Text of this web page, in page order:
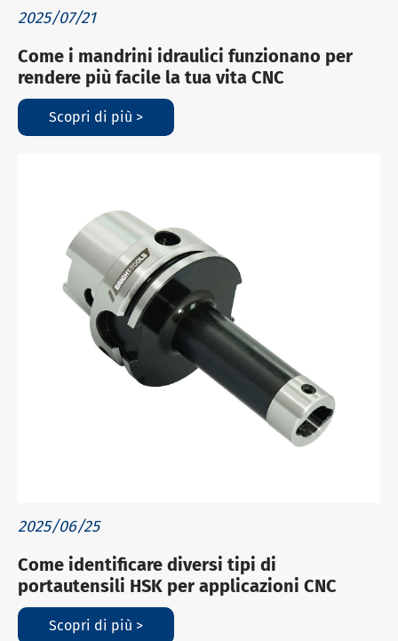
2025/07/21
Come i mandrini idraulici funzionano per
rendere più facile la tua vita CNC
Scopri di più >
2025/06/25
Come identificare diversi tipi di
portautensili HSK per applicazioni CNC
Scopri di più >